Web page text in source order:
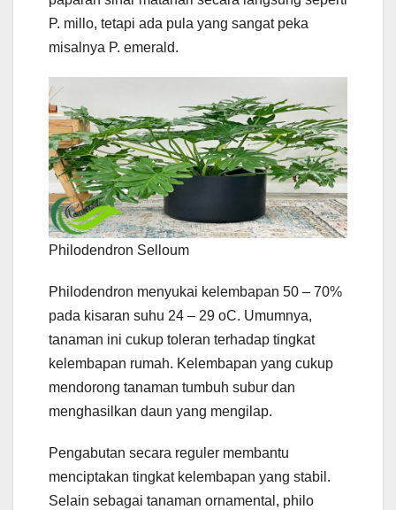
P. millo, tetapi ada pula yang sangat peka
misalnya P. emerald.
Philodendron Selloum
Philodendron menyukai kelembapan 50 – 70%
pada kisaran suhu 24 – 29 oC. Umumnya,
tanaman ini cukup toleran terhadap tingkat
kelembapan rumah. Kelembapan yang cukup
mendorong tanaman tumbuh subur dan
menghasilkan daun yang mengilap.
Pengabutan secara reguler membantu
menciptakan tingkat kelembapan yang stabil.
Selain sebagai tanaman ornamental, philo